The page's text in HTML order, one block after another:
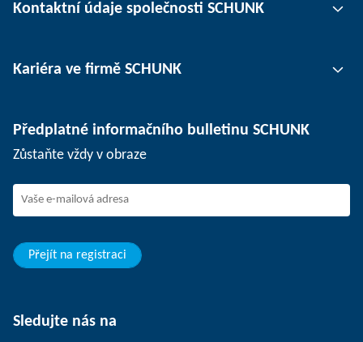
Automatizace
Upínání obrobků
Kontaktní údaje společnosti SCHUNK
Pobočky
Události
Kariéra ve firmě SCHUNK
SCHUNK jako zaměstnavatel
Nástup do firmy SCHUNK
Vaše výhody
Předplatné informačního bulletinu SCHUNK
Zůstaňte vždy v obraze
Přejít na registraci
Sledujte nás na